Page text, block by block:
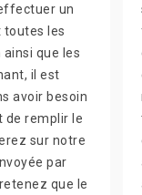
un
toutes les
que les
il est
avoir besoin
de remplir le
sur notre
par
que le